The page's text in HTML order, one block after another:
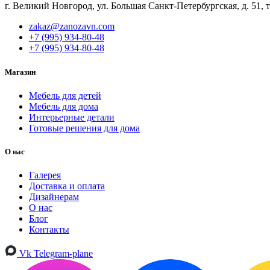
г. Великий Новгород, ул. Большая Санкт-Петербургская, д. 51,
zakaz@zanozavn.com
+7 (995) 934-80-48
+7 (995) 934-80-48
Магазин
Мебель для детей
Мебель для дома
Интерьерные детали
Готовые решения для дома
О нас
Галерея
Доставка и оплата
Дизайнерам
О нас
Блог
Контакты
Vk Telegram-plane